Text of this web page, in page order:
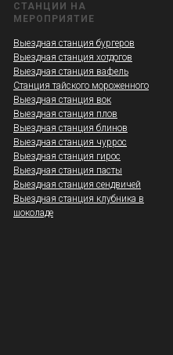
СТАНЦИИ НА
МЕРОПРИЯТИЕ
Выездная станция бургеров
Выездная станция хотдогов
Выездная станция вафель
Станция тайского мороженного
Выездная станция вок
Выездная станция плов
Выездная станция блинов
Выездная станция чуррос
Выездная станция гирос
Выездная станция пасты
Выездная станция сендвичей
Выездная станция клубника в
шоколаде